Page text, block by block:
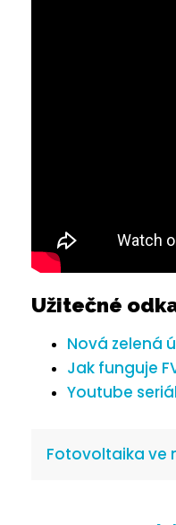
Užitečné
Nová zelená
Jak funguje
Youtube
Fotovoltaika ve